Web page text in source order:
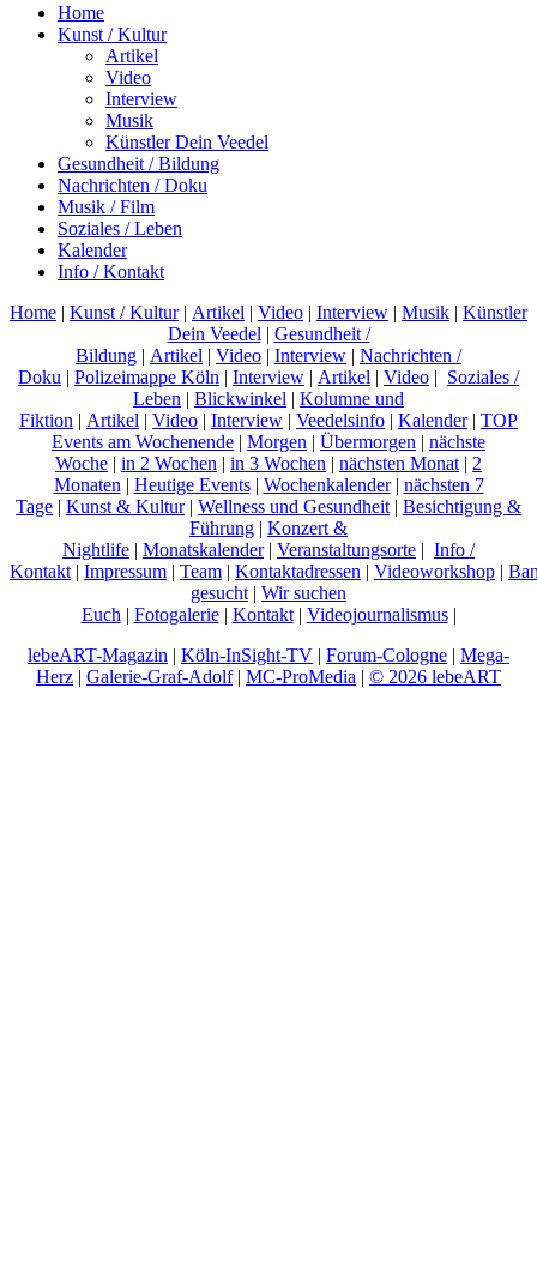
Home
Kunst / Kultur
Artikel
Video
Interview
Musik
Künstler Dein Veedel
Gesundheit / Bildung
Nachrichten / Doku
Musik / Film
Soziales / Leben
Kalender
Info / Kontakt
Home | Kunst / Kultur| Artikel | Video | Interview | Musik | Künstler
Dein Veedel | Gesundheit /
Bildung | Artikel | Video | Interview | Nachrichten /
Doku | Polizeimappe Köln | Interview | Artikel | Video | Soziales /
Leben | Blickwinkel | Kolumne und
Fiktion | Artikel | Video | Interview | Veedelsinfo | Kalender| TOP
Events am Wochenende | Morgen | Übermorgen | nächste
Woche | in 2 Wochen | in 3 Wochen | nächsten Monat | 2
Monaten | Heutige Events| Wochenkalender| nächsten 7
Tage | Kunst & Kultur| Wellness und Gesundheit | Besichtigung &
Führung | Konzert &
Nightlife | Monatskalender| Veranstaltungsorte | Info /
Kontakt | Impressum | Team | Kontaktadressen | Videoworkshop |
gesucht | Wir suchen
Euch | Fotogalerie| Kontakt| Videojournalismus|
lebeART-Magazin | Köln-InSight-TV | Forum-Cologne | Mega-
Herz | Galerie-Graf-Adolf| MC-ProMedia | © 2026 lebeART